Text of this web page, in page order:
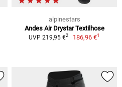
alpinestars
Andes Air Drystar Textilhose
UVP 219,95 €2 186,96 €1